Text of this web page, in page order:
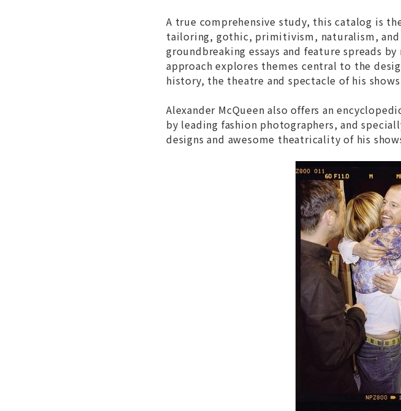
A true comprehensive study, this catalog is
tailoring, gothic, primitivism, naturalism, and
groundbreaking essays and feature spreads
approach explores themes central to the
history, the theatre and spectacle of his
Alexander McQueen also offers an
by leading fashion photographers, and
designs and awesome theatricality of his